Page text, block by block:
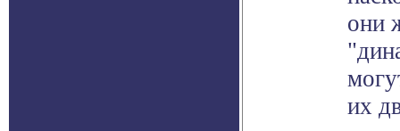
они
их